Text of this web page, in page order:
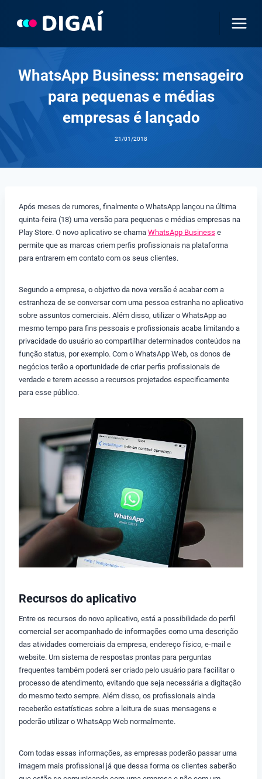
WhatsApp Business: mensageiro
para pequenas e médias
empresas é lançado
21/01/2018
Após meses de rumores, finalmente o WhatsApp lançou na última
quinta-feira (18) uma versão para pequenas e médias empresas na
Play Store. O novo aplicativo se chama WhatsApp Business e
permite que as marcas criem perfis profissionais na plataforma
para entrarem em contato com os seus clientes.
Segundo a empresa, o objetivo da nova versão é acabar com a
estranheza de se conversar com uma pessoa estranha no aplicativo
sobre assuntos comerciais. Além disso, utilizar o WhatsApp ao
mesmo tempo para fins pessoais e profissionais acaba limitando a
privacidade do usuário ao compartilhar determinados conteúdos na
função status, por exemplo. Com o WhatsApp Web, os donos de
negócios terão a oportunidade de criar perfis profissionais de
verdade e terem acesso a recursos projetados especificamente
para esse público.
Recursos do aplicativo
Entre os recursos do novo aplicativo, está a possibilidade do perfil
comercial ser acompanhado de informações como uma descrição
das atividades comerciais da empresa, endereço físico, e-mail e
website. Um sistema de respostas prontas para perguntas
frequentes também poderá ser criado pelo usuário para facilitar o
processo de atendimento, evitando que seja necessária a digitação
do mesmo texto sempre. Além disso, os profissionais ainda
receberão estatísticas sobre a leitura de suas mensagens e
poderão utilizar o WhatsApp Web normalmente.
Com todas essas informações, as empresas poderão passar uma
imagem mais profissional já que dessa forma os clientes saberão